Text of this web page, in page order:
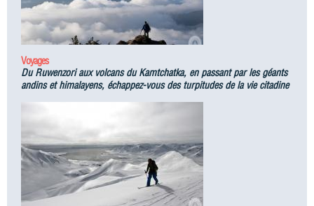
Voyages
Du Ruwenzori aux volcans du Kamtchatka, en passant par les géants
andins et himalayens, échappez-vous des turpitudes de la vie citadine